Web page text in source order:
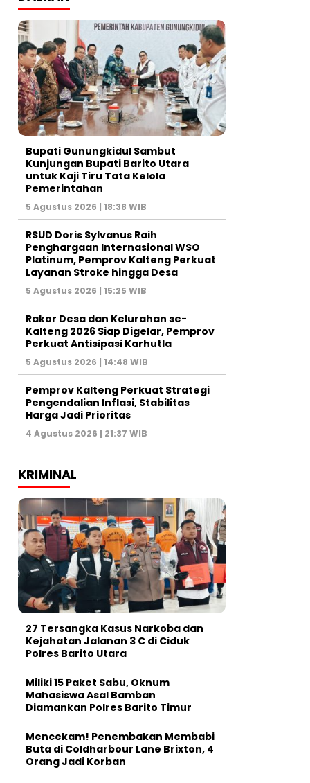
Bupati Gunungkidul Sambut
Kunjungan Bupati Barito Utara
untuk Kaji Tiru Tata Kelola
Pemerintahan
5 Agustus 2026 | 18:38 WIB
RSUD Doris Sylvanus Raih
Penghargaan Internasional WSO
Platinum, Pemprov Kalteng Perkuat
Layanan Stroke hingga Desa
5 Agustus 2026 | 15:25 WIB
Rakor Desa dan Kelurahan se-
Kalteng 2026 Siap Digelar, Pemprov
Perkuat Antisipasi Karhutla
5 Agustus 2026 | 14:48 WIB
Pemprov Kalteng Perkuat Strategi
Pengendalian Inflasi, Stabilitas
Harga Jadi Prioritas
4 Agustus 2026 | 21:37 WIB
KRIMINAL
27 Tersangka Kasus Narkoba dan
Kejahatan Jalanan 3 C di Ciduk
Polres Barito Utara
Miliki 15 Paket Sabu, Oknum
Mahasiswa Asal Bamban
Diamankan Polres Barito Timur
Mencekam! Penembakan Membabi
Buta di Coldharbour Lane Brixton, 4
Orang Jadi Korban